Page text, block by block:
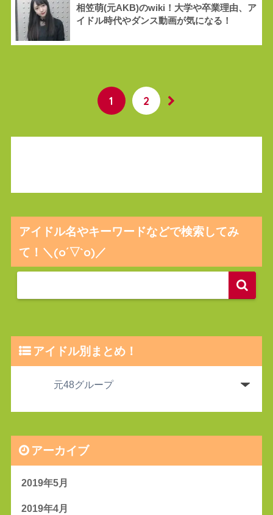
相笠萌(元AKB)のwiki！大学や卒業理由、ア
イドル時代やダンス動画が気になる！
1 2
アイドル名やキーワードなどで検索してみ
て！＼(o´▽`o)／
アイドル別まとめ！
アーカイブ
2019年5月
2019年4月